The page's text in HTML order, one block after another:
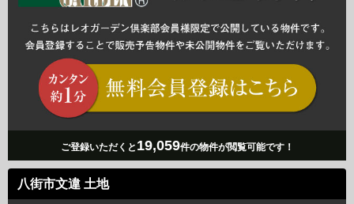
ご登録いただくと 19,059件の物件が閲覧可能です！
八街市文違 土地